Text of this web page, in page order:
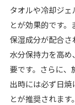
タオルや冷却ジ
とが効果的です
保湿成分が配合
水分保持力を高
要です。さらに
出時には必ず日
とが推奨されま